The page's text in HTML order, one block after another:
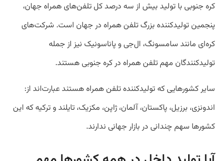
کره جنوبی با تولید بیش از سه درصد کل تلفن‌های همراه جهان،
پنجمین تولیدکننده بزرگ تلفن همراه در جهان است. شرکت‌های
کره‌ای مانند سامسونگ، ال‌جی و پاناسونیک نیز از جمله
تولیدکنندگان مهم تلفن همراه در کره جنوبی هستند.
سایر کشورهایی که تولیدکننده تلفن همراه هستند عبارت‌اند از:
اندونزی، برزیل، پاکستان، آلمان، ژاپن، مکزیک، تایلند و ترکیه که این
کشورها سهم چندانی در بازار جهانی ندارند.